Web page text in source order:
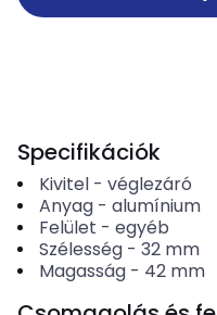
Specifikációk
Kivitel- véglezáró
Anyag- alumínium
Felület - egyéb
Szélesség- 32 mm
Magasság- 42 mm